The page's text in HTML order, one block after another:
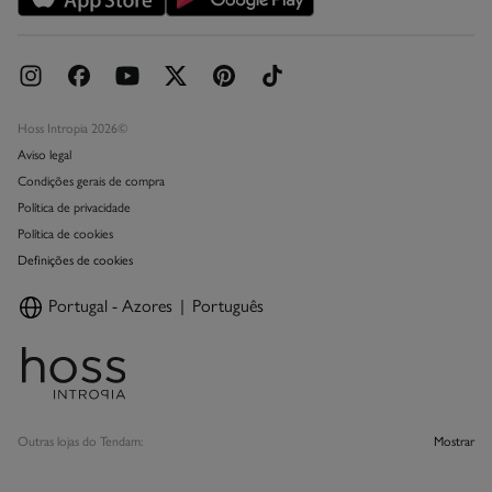
Hoss Intropia 2026©
Aviso legal
Condições gerais de compra
Política de privacidade
Política de cookies
Definições de cookies
Portugal - Azores Português
Outras lojas do Tendam: Mostrar